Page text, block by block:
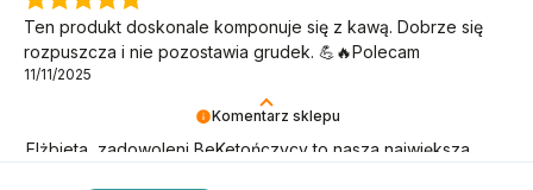
Komentarz sklepu
Elżbieta, zadowoleni BeKetończycy to nasza największa
Ten produkt doskonale komponuje się z kawą. Dobrze się
rozpuszcza i nie pozostawia grudek. 💪🔥Polecam
11/11/2025